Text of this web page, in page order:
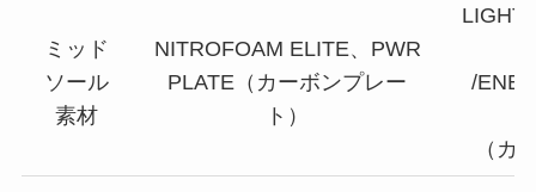
ミッド
ソール
素材
NITROFOAM ELITE、PWR
PLATE（カーボンプレー
ト）
/
（カ